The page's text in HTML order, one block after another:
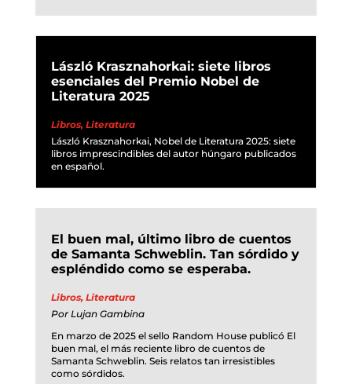
László Krasznahorkai: siete libros
esenciales del Premio Nobel de
Literatura 2025
Libros, Literatura
László Krasznahorkai, Nobel de Literatura 2025: siete
libros imprescindibles del autor húngaro publicados
en español.
El buen mal, último libro de cuentos
de Samanta Schweblin. Tan sórdido y
espléndido como se esperaba.
Libros, Literatura
Por Lujan Gambina
En marzo de 2025 el sello Random House publicó El
buen mal, el más reciente libro de cuentos de
Samanta Schweblin. Seis relatos tan irresistibles
como sórdidos.